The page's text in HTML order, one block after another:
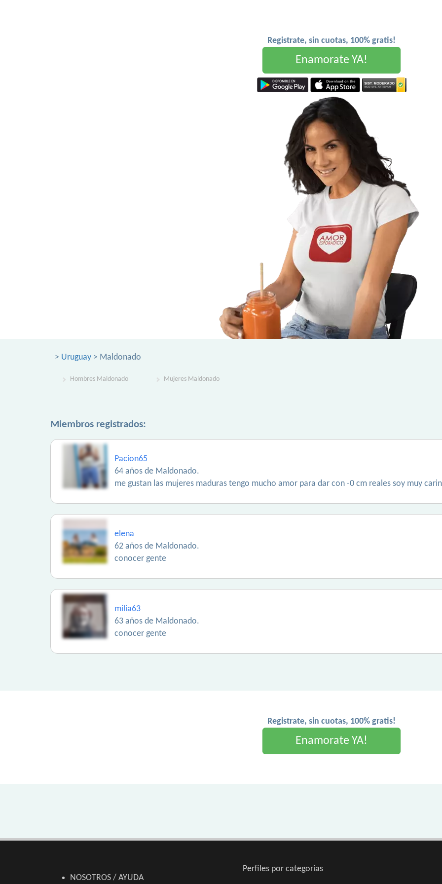
Registrate, sin cuotas, 100% gratis!
Enamorate YA!
> Uruguay > Maldonado
Hombres Maldonado Mujeres Maldonado
Miembros registrados:
Pacion65
64 años de Maldonado.
me gustan las mujeres maduras tengo mucho amor para dar con -0 cm reales soy muy
elena
62 años de Maldonado.
conocer gente
milia63
63 años de Maldonado.
conocer gente
Registrate, sin cuotas, 100% gratis!
Enamorate YA!
NOSOTROS / AYUDA
Perfiles por categorias